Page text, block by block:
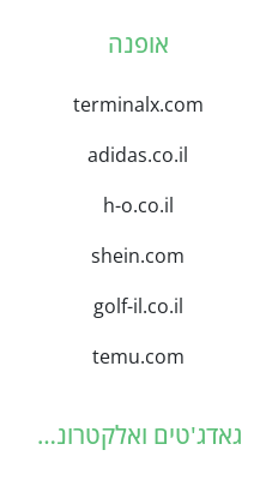
אופנה
terminalx.com
adidas.co.il
h-o.co.il
shein.com
golf-il.co.il
temu.com
גאדג'טים ואלקטרוניקה